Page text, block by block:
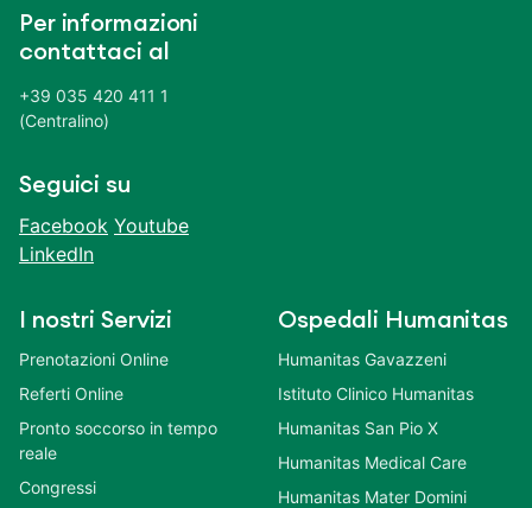
Per informazioni
contattaci al
+39 035 420 411 1
(Centralino)
Seguici su
Facebook Youtube
LinkedIn
I nostri Servizi
Prenotazioni Online
Referti Online
Pronto soccorso in tempo
reale
Congressi
Ospedali Humanitas
Humanitas Gavazzeni
Istituto Clinico Humanitas
Humanitas San Pio X
Humanitas Medical Care
Humanitas Mater Domini